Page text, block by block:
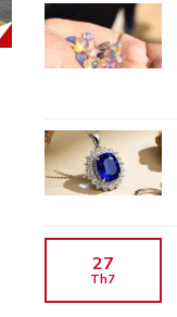
27
Th7